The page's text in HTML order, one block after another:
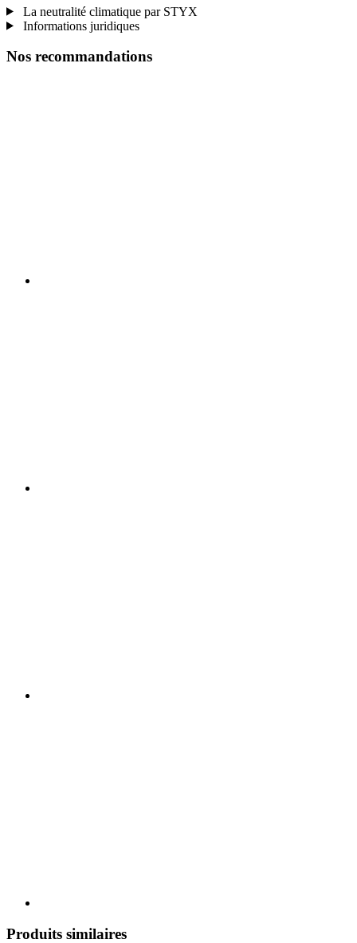
La neutralité climatique par STYX
Informations juridiques
Nos recommandations
Produits similaires